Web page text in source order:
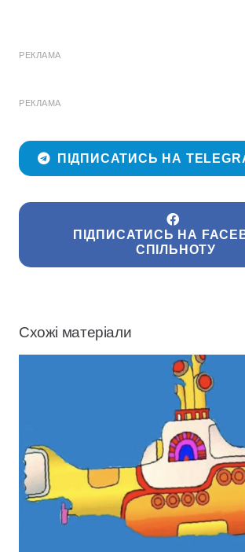
РЕКЛАМА
РЕКЛАМА
ПІДПИСАТИСЬ НА
ПІДПИСАТИСЬ НА
СПІЛЬНОТУ
Схожі матеріали